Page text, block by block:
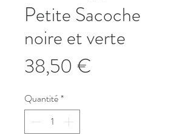
Petite Sacoche
noire et verte
38,50 €
Quantité*